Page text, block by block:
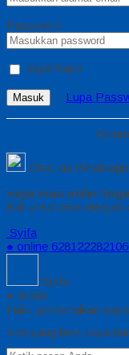
Password
Ingat Saya
Masuk Lupa
Chat via Whatsapp
saya mau order
Klik untuk chat
Syifa
● online
Syifa
● online
Halo, perkenalkan saya
Ada yang bisa saya